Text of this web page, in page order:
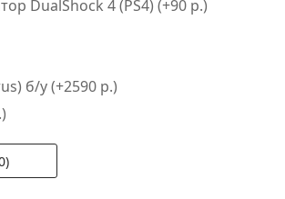
DualShock 4 (PS4) (+90 р.)
б/у (+2590 р.)